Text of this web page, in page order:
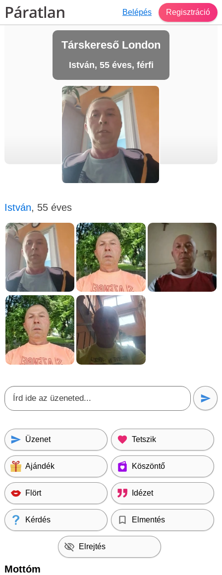
Belépés Regisztráció
Társkereső London
István, 55 éves, férfi
István, 55 éves
Üzenet Tetszik
Ajándék Köszöntő
Flört Idézet
Kérdés Elmentés
Elrejtés
Mottóm